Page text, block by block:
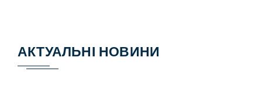
АКТУАЛЬНІ НОВИНИ